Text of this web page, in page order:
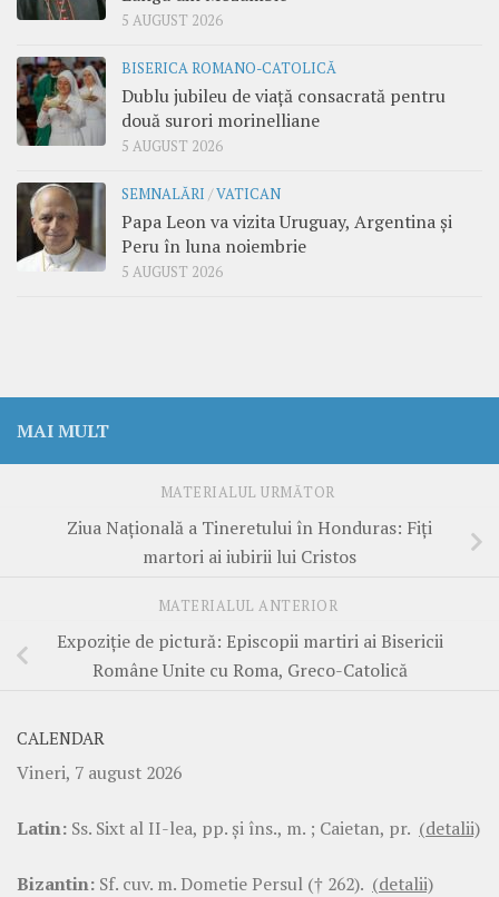
5 AUGUST 2026
BISERICA ROMANO-CATOLICĂ
Dublu jubileu de viață consacrată pentru
două surori morinelliane
5 AUGUST 2026
SEMNALĂRI /VATICAN
Papa Leon va vizita Uruguay, Argentina și
Peru în luna noiembrie
5 AUGUST 2026
MAI MULT
MATERIALUL URMĂTOR
Ziua Națională a Tineretului în Honduras: Fiți
martori ai iubirii lui Cristos
MATERIALUL ANTERIOR
Expoziție de pictură: Episcopii martiri ai Bisericii
Române Unite cu Roma, Greco-Catolică
CALENDAR
Vineri, 7 august 2026
Latin: Ss. Sixt al II-lea, pp. şi îns., m. ; Caietan, pr. (detalii)
Bizantin: Sf. cuv. m. Dometie Persul († 262). (detalii)